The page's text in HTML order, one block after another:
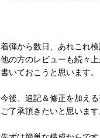
着弾から数日、あれこれ検
他の方のレビューも続々
書いておこうと思います。
今後、追記＆修正を加える
ご了承頂きたいと思います